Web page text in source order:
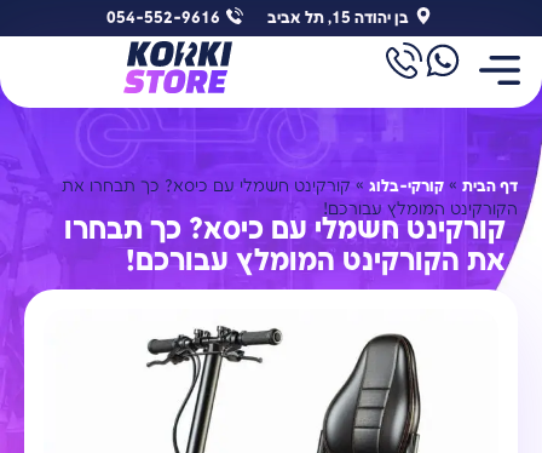
בן יהודה 15, תל אביב 054-552-9616
דף הבית » קורקי-בלוג » קורקינט חשמלי עם כיסא? כך תבחרו את
הקורקינט המומלץ עבורכם!
קורקינט חשמלי עם כיסא? כך תבחרו
את הקורקינט המומלץ עבורכם!